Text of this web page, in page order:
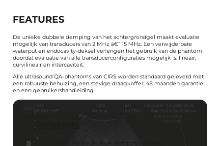
FEATURES
De unieke dubbele demping van het achtergrondgel maakt evaluatie
mogelijk van transducers van 2 MHz â€“ 15 MHz. Een verwijderbare
waterput en endocavity-deksel verlengen het gebruik van de phantom
doordat evaluatie van alle transducerconfiguraties mogelijk is: lineair,
curvilineair en intercaviteit.
Alle ultrasound QA-phantoms van CIRS worden standaard geleverd met
een robuuste behuizing, een stevige draagkoffer, 48 maanden garantie
en een gebruikershandleiding.